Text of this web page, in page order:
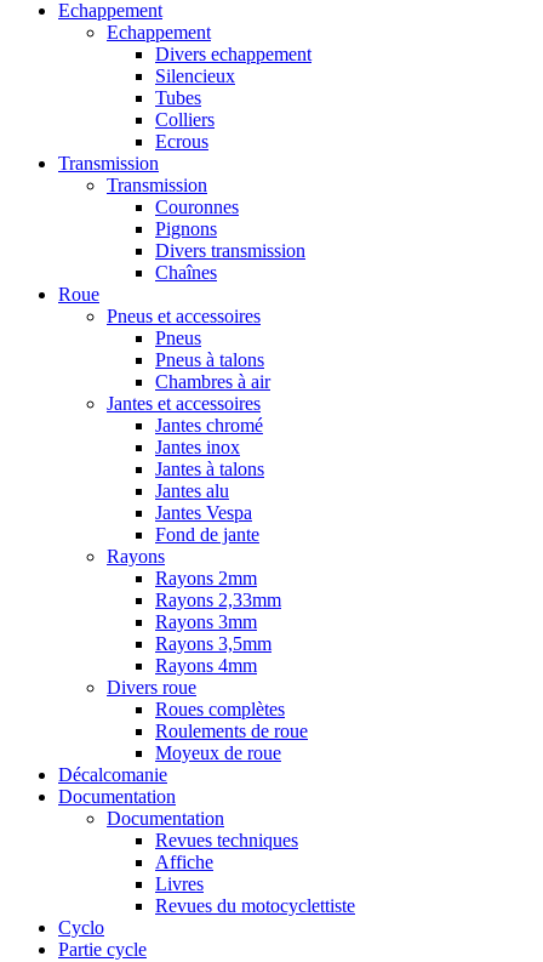
Echappement
Echappement
Divers echappement
Silencieux
Tubes
Colliers
Ecrous
Transmission
Transmission
Couronnes
Pignons
Divers transmission
Chaînes
Roue
Pneus et accessoires
Pneus
Pneus à talons
Chambres à air
Jantes et accessoires
Jantes chromé
Jantes inox
Jantes à talons
Jantes alu
Jantes Vespa
Fond de jante
Rayons
Rayons 2mm
Rayons 2,33mm
Rayons 3mm
Rayons 3,5mm
Rayons 4mm
Divers roue
Roues complètes
Roulements de roue
Moyeux de roue
Décalcomanie
Documentation
Documentation
Revues techniques
Affiche
Livres
Revues du motocyclettiste
Cyclo
Partie cycle